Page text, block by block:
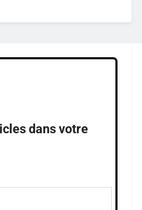
dans votre